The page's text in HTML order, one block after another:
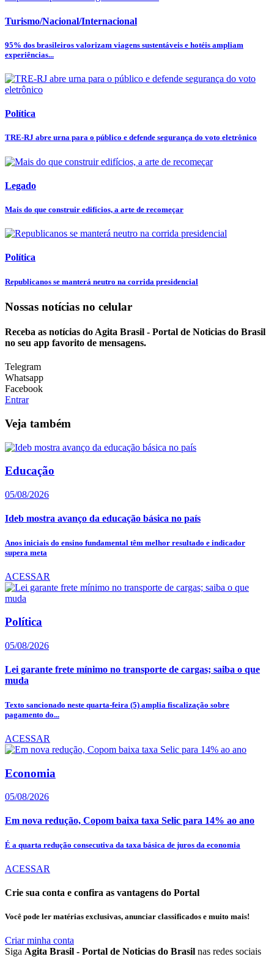
Turismo/Nacional/Internacional
95% dos brasileiros valorizam viagens sustentáveis e hotéis ampliam
experiências...
Política
TRE-RJ abre urna para o público e defende segurança do voto eletrônico
Legado
Mais do que construir edifícios, a arte de recomeçar
Política
Republicanos se manterá neutro na corrida presidencial
Nossas notícias no celular
Receba as notícias do Agita Brasil - Portal de Noticias do Brasil
no seu app favorito de mensagens.
Telegram
Whatsapp
Facebook
Entrar
Veja também
Educação
05/08/2026
Ideb mostra avanço da educação básica no país
Anos iniciais do ensino fundamental têm melhor resultado e indicador
supera meta
ACESSAR
Política
05/08/2026
Lei garante frete mínimo no transporte de cargas; saiba o que
muda
Texto sancionado neste quarta-feira (5) amplia fiscalização sobre
pagamento do...
ACESSAR
Economia
05/08/2026
Em nova redução, Copom baixa taxa Selic para 14% ao ano
É a quarta redução consecutiva da taxa básica de juros da economia
ACESSAR
Crie sua conta e confira as vantagens do Portal
Você pode ler matérias exclusivas, anunciar classificados e muito mais!
Criar minha conta
Siga Agita Brasil - Portal de Noticias do Brasil nas redes sociais